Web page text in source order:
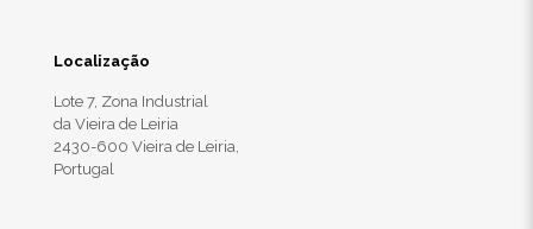
Localização
Lote 7, Zona Industrial
da Vieira de Leiria
2430-600 Vieira de Leiria,
Portugal